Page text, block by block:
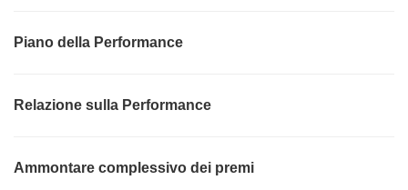
Piano della Performance
Relazione sulla Performance
Ammontare complessivo dei premi